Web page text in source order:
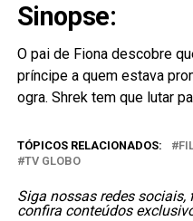
Sinopse:
O pai de Fiona descobre
príncipe a quem estava
ogra. Shrek tem que lutar
TÓPICOS RELACIONADOS:
TV GLOBO
Siga nossas redes
confira conteúdos